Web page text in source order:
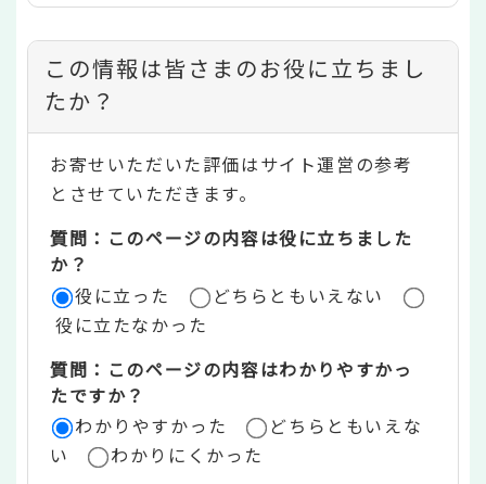
コ
ン
テ
ン
ツ
評
価
リ
ア
この情報は皆さまのお役に立ちまし
たか？
お寄せいただいた評価はサイト運営の参考
とさせていただきます。
質問：このページの内容は役に立ちました
か？
役に立った
どちらともいえない
役に立たなかった
質問：このページの内容はわかりやすかっ
たですか？
わかりやすかった
どちらともいえな
い
わかりにくかった